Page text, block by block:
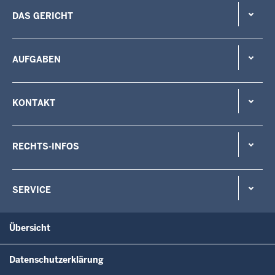
DAS GERICHT
AUFGABEN
KONTAKT
RECHTS-INFOS
SERVICE
Übersicht
Datenschutzerklärung